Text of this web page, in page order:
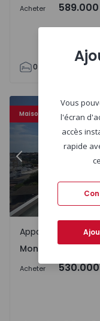
Acheter
0 65
Maison Neuve
Appartement T2
Précédent
Montenegro,
Appartement
Montenegro, Faro
Acheter
Vous
l'écran
accès
rapide